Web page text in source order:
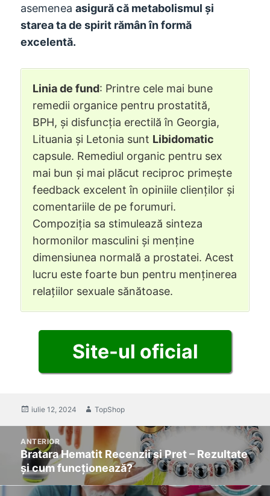
asemeneaasigură că metabolismul și
starea ta de spirit rămân în formă
excelentă.
Linia de fund: Printre cele mai bune
remedii organice pentru prostatită,
BPH, și disfuncția erectilă în Georgia,
Lituania și Letonia sunt Libidomatic
capsule. Remediul organic pentru sex
mai bun și mai plăcut reciproc primește
feedback excelent în opiniile clienților și
comentariile de pe forumuri.
Compoziția sa stimulează sinteza
hormonilor masculini și menține
dimensiunea normală a prostatei. Acest
lucru este foarte bun pentru menținerea
relațiilor sexuale sănătoase.
Site-ul oficial
postat
iulie 12, 2024 Autor
TopShop
Mesaj
navigare
ANTERIOR
Previous
post:
Bratara Hematit Recenzii si Pret – Rezultate
și cum funcționează?